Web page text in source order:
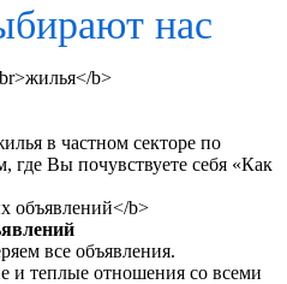
нас
в частном секторе по
Вы почувствуете себя «Как
все объявления.
и теплые отношения со всеми